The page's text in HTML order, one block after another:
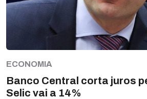
ECONOMIA
Banco Central corta juros
Selic vai a 14%